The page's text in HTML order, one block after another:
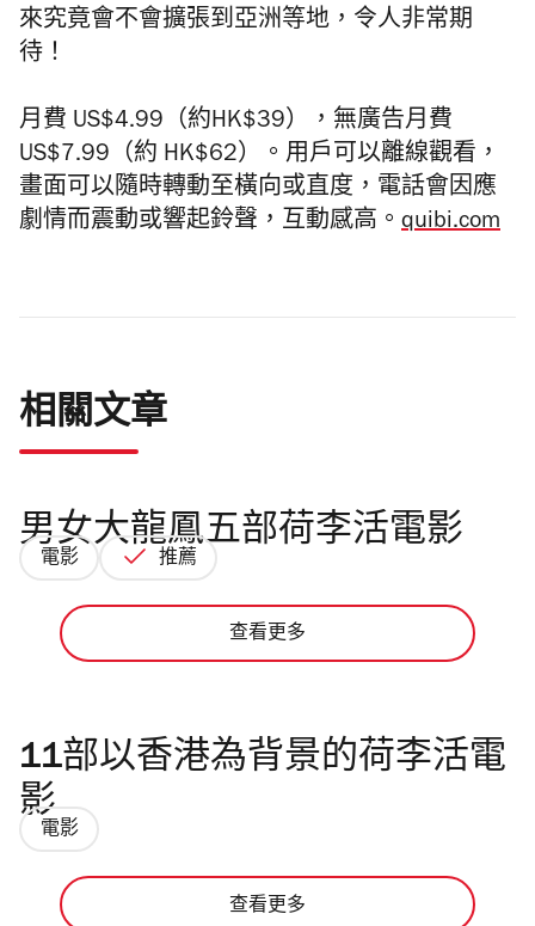
來究竟會不會擴張到亞洲等地，令人非常期
待！
月費 US$4.99（約HK$39），無廣告月費
US$7.99（約 HK$62）。用戶可以離線觀看，
畫面可以隨時轉動至橫向或直度，電話會因應
劇情而震動或響起鈴聲，互動感高。 quibi.com
相關文章
男女大龍鳳五部荷李活電影
電影 推薦
查看更多
11部以香港為背景的荷李活電
影
電影
查看更多